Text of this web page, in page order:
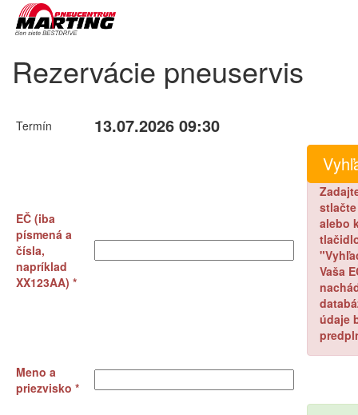
Rezervácie pneuservis
Termín 13.07.2026 09:30
EČ (iba
písmená a
čísla,
napríklad
XX123AA) *
stlačte
alebo
Vaša
údaje
Meno a
priezvisko *